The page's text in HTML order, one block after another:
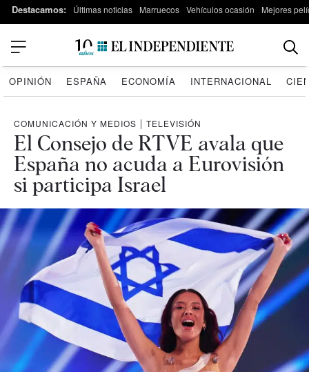
Destacamos: Últimas noticias Marruecos Vehículos ocasión Mejores
OPINIÓN ESPAÑA ECONOMÍA INTERNACIONAL
COMUNICACIÓN Y MEDIOS | TELEVISIÓN
El Consejo de RTVE avala que
España no acuda a Eurovisión
si participa Israel